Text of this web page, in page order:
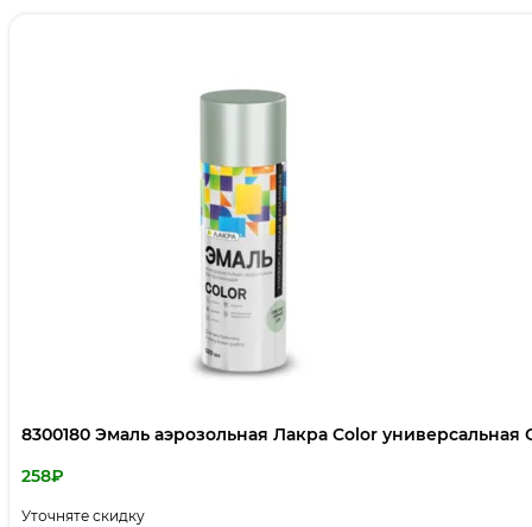
8300180 Эмаль аэрозольная Лакра Color универсальная
258₽
Уточняте скидку